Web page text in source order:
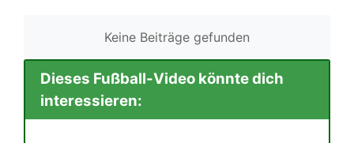
Keine Beiträge gefunden
Dieses Fußball-Video könnte dich
interessieren: